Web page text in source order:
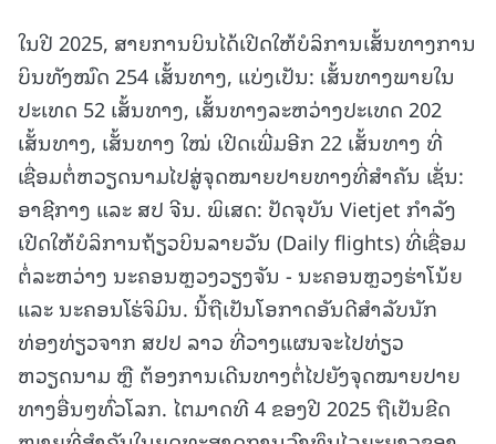
ໃນປີ 2025, ສາຍການບິນໄດ້ເປີດໃຫ້ບໍລິການເສັ້ນທາງການ
ບິນທັງໝົດ 254 ເສັ້ນທາງ, ແບ່ງເປັນ: ເສັ້ນທາງພາຍໃນ
ປະເທດ 52 ເສັ້ນທາງ, ເສັ້ນທາງລະຫວ່າງປະເທດ 202
ເສັ້ນທາງ, ເສັ້ນທາງ ໃໝ່ ເປີດເພີ່ມອີກ 22 ເສັ້ນທາງ ທີ່
ເຊື່ອມຕໍ່ຫວຽດນາມໄປສູ່ຈຸດໝາຍປາຍທາງທີ່ສຳຄັນ ເຊັ່ນ:
ອາຊີກາງ ແລະ ສປ ຈີນ. ພິເສດ: ປັດຈຸບັນ Vietjet ກຳລັງ
ເປີດໃຫ້ບໍລິການຖ້ຽວບິນລາຍວັນ (Daily flights) ທີ່ເຊື່ອມ
ຕໍ່ລະຫວ່າງ ນະຄອນຫຼວງວຽງຈັນ - ນະຄອນຫຼວງຮ່າໂນ້ຍ
ແລະ ນະຄອນໂຮ່ຈິມິນ. ນີ້ຖືເປັນໂອກາດອັນດີສຳລັບນັກ
ທ່ອງທ່ຽວຈາກ ສປປ ລາວ ທີ່ວາງແຜນຈະໄປທ່ຽວ
ຫວຽດນາມ ຫຼື ຕ້ອງການເດີນທາງຕໍ່ໄປຍັງຈຸດໝາຍປາຍ
ທາງອື່ນໆທົ່ວໂລກ. ໄຕມາດທີ 4 ຂອງປີ 2025 ຖືເປັນຂີດ